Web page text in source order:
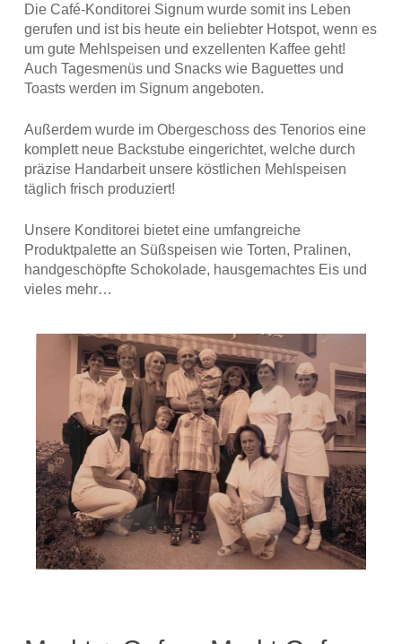
Die Café-Konditorei Signum wurde somit ins Leben
gerufen und ist bis heute ein beliebter Hotspot, wenn es
um gute Mehlspeisen und exzellenten Kaffee geht!
Auch Tagesmenüs und Snacks wie Baguettes und
Toasts werden im Signum angeboten.
Außerdem wurde im Obergeschoss des Tenorios eine
komplett neue Backstube eingerichtet, welche durch
präzise Handarbeit unsere köstlichen Mehlspeisen
täglich frisch produziert!
Unsere Konditorei bietet eine umfangreiche
Produktpalette an Süßspeisen wie Torten, Pralinen,
handgeschöpfte Schokolade, hausgemachtes Eis und
vieles mehr…